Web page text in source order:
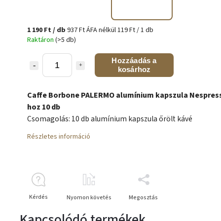
1 190 Ft/ db 937 Ft ÁFA nélkül119 Ft / 1 db
Raktáron (>5 db)
Hozzáadás a
kosárhoz
Caffe Borbone PALERMO alumínium kapszula
hoz 10 db
Csomagolás: 10 db alumínium kapszula őrölt kávé
Részletes információ
Kérdés Nyomon követés Megosztás